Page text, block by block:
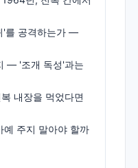
'를 공격하는가 —
— '조개 독성'과는
내장을 먹었다면
예 주지 말아야 할까